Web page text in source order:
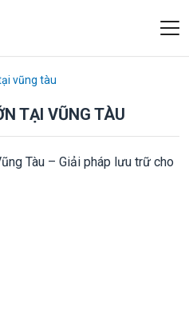
vũng tàu
TẠI VŨNG TÀU